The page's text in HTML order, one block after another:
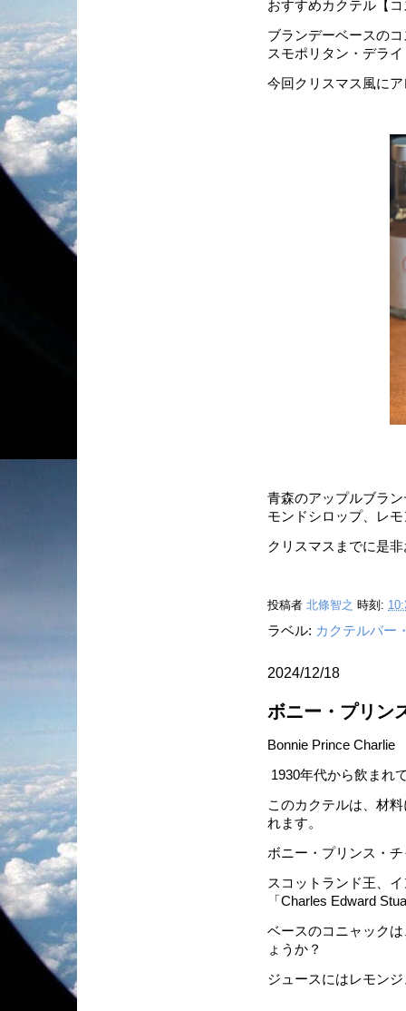
おすすめカクテル【
ブランデーベースの
スモポリタン・デラ
今回クリスマス風に
青森のアップルブラ
モンドシロップ、レ
クリスマスまでに是
投稿者 北條智之 時刻:
ラベル: カクテルバー
2024/12/18
ボニー・プリン
Bonnie Prince Charlie
1930年代から飲まれ
このカクテルは、材
れます。
ボニー・プリンス・
スコットランド王、
「Charles Edward
ベースのコニャック
ょうか？
ジュースにはレモン